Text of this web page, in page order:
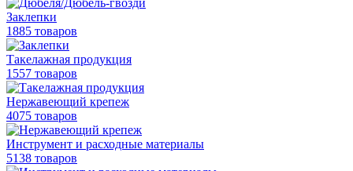
Заклепки
1885 товаров
Такелажная продукция
1557 товаров
Нержавеющий крепеж
4075 товаров
Инструмент и расходные материалы
5138 товаров